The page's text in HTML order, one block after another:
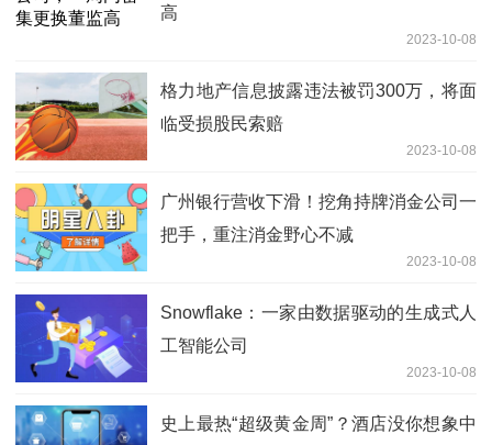
高
2023-10-08
格力地产信息披露违法被罚300万，将面
临受损股民索赔
2023-10-08
广州银行营收下滑！挖角持牌消金公司一
把手，重注消金野心不减
2023-10-08
Snowflake：一家由数据驱动的生成式人
工智能公司
2023-10-08
史上最热“超级黄金周”？酒店没你想象中